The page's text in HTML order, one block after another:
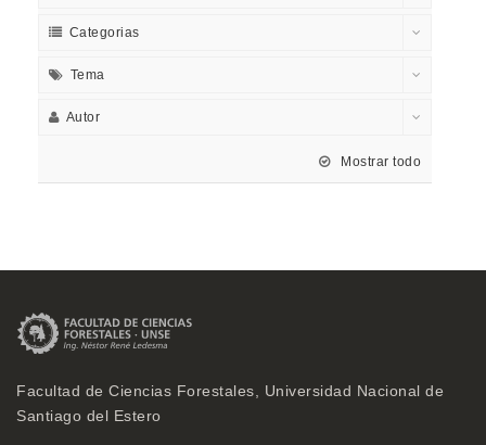
Categorias
Tema
Autor
Mostrar todo
Facultad de Ciencias Forestales, Universidad Nacional de
Santiago del Estero